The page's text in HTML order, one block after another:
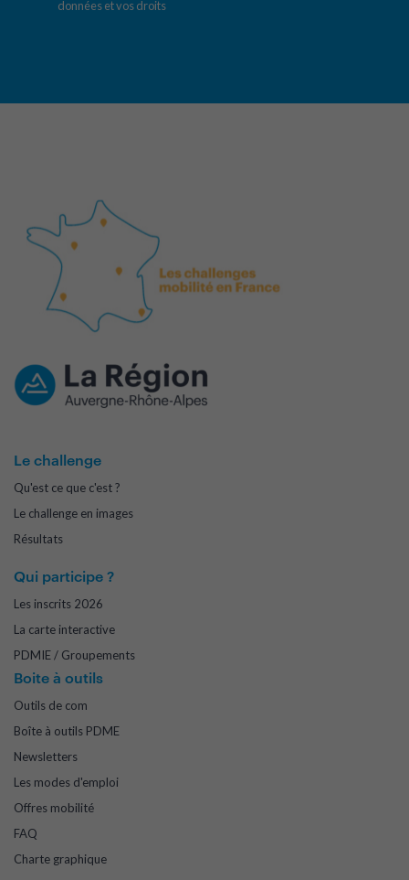
données et vos droits
Le challenge
Qu'est ce que c'est ?
Le challenge en images
Résultats
Qui participe ?
Les inscrits 2026
La carte interactive
PDMIE / Groupements
Boite à outils
Outils de com
Boîte à outils PDME
Newsletters
Les modes d'emploi
Offres mobilité
FAQ
Charte graphique